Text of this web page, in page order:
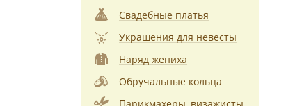
Свадебные платья
Украшения для невесты
Наряд жениха
Обручальные кольца